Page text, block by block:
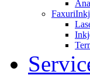
Faxuri